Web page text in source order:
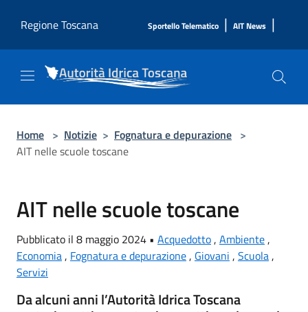
Regione Toscana
Sportello Telematico | AIT News |
Home > Notizie > Fognatura e depurazione >
AIT nelle scuole toscane
AIT nelle scuole toscane
Pubblicato il 8 maggio 2024 • Acquedotto, Ambiente,
Economia, Fognatura e depurazione, Giovani , Scuola,
Servizi
Da alcuni anni l’Autorità Idrica Toscana